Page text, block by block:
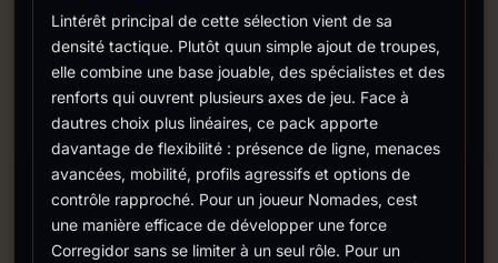
Lintérêt principal de cette sélection vient de sa
densité tactique. Plutôt quun simple ajout de troupes,
elle combine une base jouable, des spécialistes et des
renforts qui ouvrent plusieurs axes de jeu. Face à
dautres choix plus linéaires, ce pack apporte
davantage de flexibilité : présence de ligne, menaces
avancées, mobilité, profils agressifs et options de
contrôle rapproché. Pour un joueur Nomades, cest
une manière efficace de développer une force
Corregidor sans se limiter à un seul rôle. Pour un